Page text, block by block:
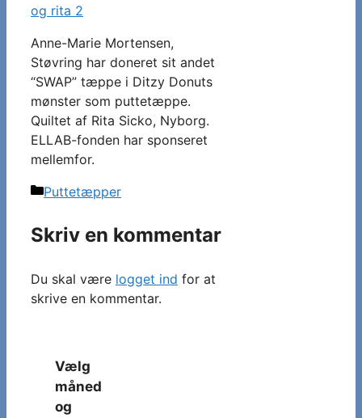
Anne-Marie Mortensen,
Støvring har doneret sit andet
“SWAP” tæppe i Ditzy Donuts
mønster som puttetæppe.
Quiltet af Rita Sicko, Nyborg.
ELLAB-fonden har sponseret
mellemfor.
Kategorier
Puttetæpper
Skriv en kommentar
Du skal være logget ind for at
skrive en kommentar.
Vælg
måned
og